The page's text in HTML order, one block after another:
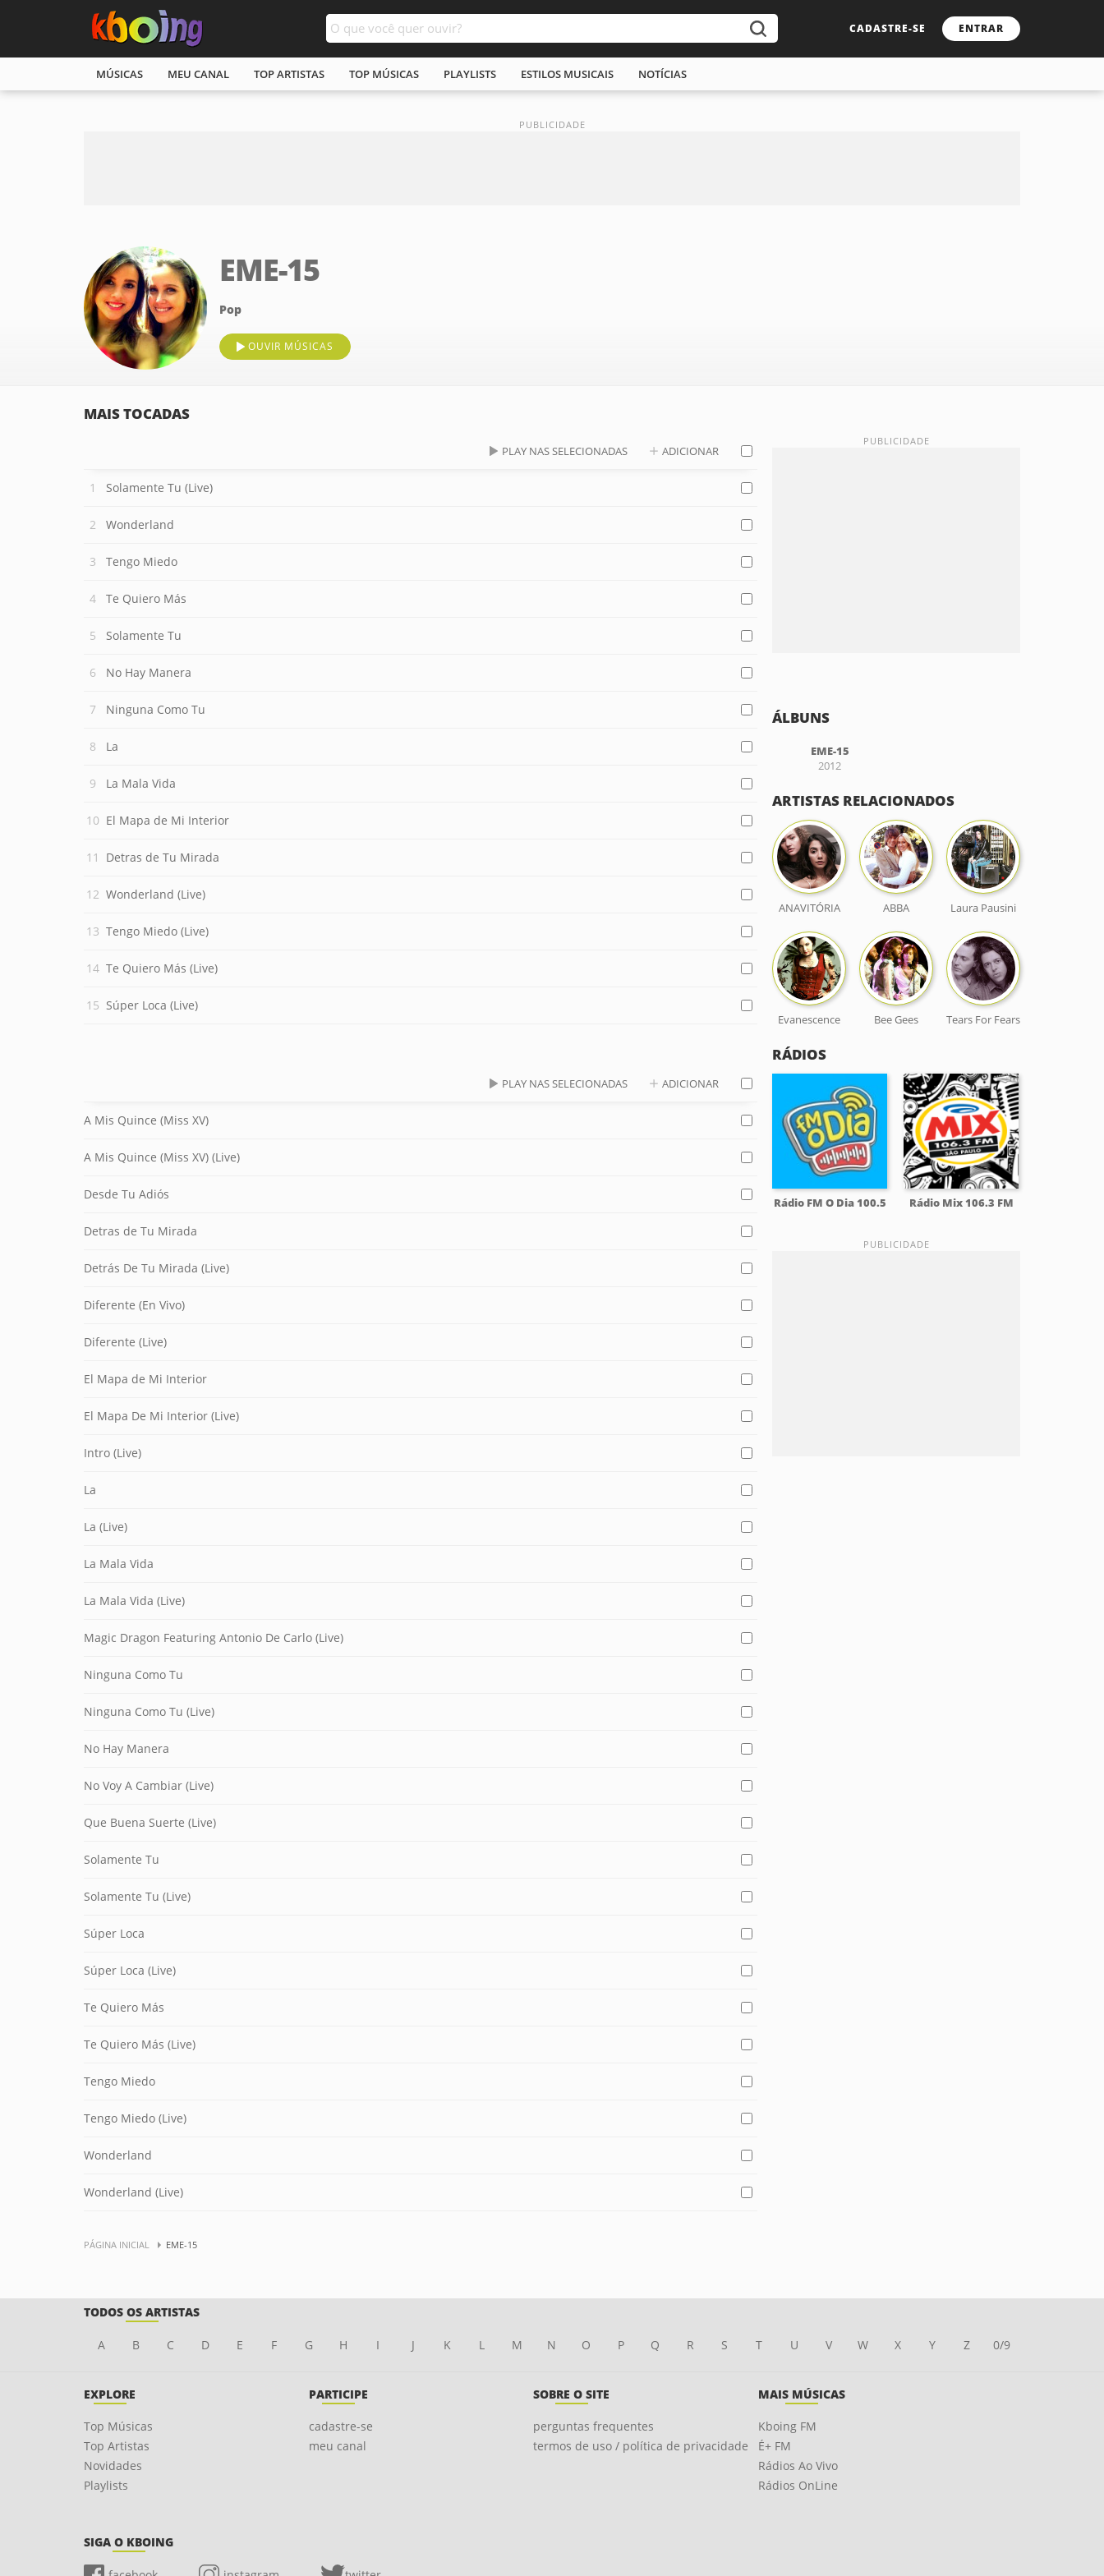
CADASTRE-SE ENTRAR
MÚSICAS MEU CANAL TOP ARTISTAS TOP MÚSICAS PLAYLISTS ESTILOS MUSICAIS NOTÍCIAS
EME-15
Pop
OUVIR MÚSICAS
MAIS TOCADAS
PLAY NAS SELECIONADAS ADICIONAR
Solamente Tu (Live)
Wonderland
Tengo Miedo
Te Quiero Más
Solamente Tu
No Hay Manera
Ninguna Como Tu
La
La Mala Vida
El Mapa de Mi Interior
Detras de Tu Mirada
Wonderland (Live)
Tengo Miedo (Live)
Te Quiero Más (Live)
Súper Loca (Live)
PLAY NAS SELECIONADAS ADICIONAR
A Mis Quince (Miss XV)
A Mis Quince (Miss XV) (Live)
Desde Tu Adiós
Detras de Tu Mirada
Detrás De Tu Mirada (Live)
Diferente (En Vivo)
Diferente (Live)
El Mapa de Mi Interior
El Mapa De Mi Interior (Live)
Intro (Live)
La
La (Live)
La Mala Vida
La Mala Vida (Live)
Magic Dragon Featuring Antonio De Carlo (Live)
Ninguna Como Tu
Ninguna Como Tu (Live)
No Hay Manera
No Voy A Cambiar (Live)
Que Buena Suerte (Live)
Solamente Tu
Solamente Tu (Live)
Súper Loca
Súper Loca (Live)
Te Quiero Más
Te Quiero Más (Live)
Tengo Miedo
Tengo Miedo (Live)
Wonderland
Wonderland (Live)
ÁLBUNS
EME-15
2012
ARTISTAS RELACIONADOS
ANAVITÓRIA ABBA Laura Pausini
Evanescence Bee Gees Tears For Fears
RÁDIOS
Rádio FM O Dia 100.5 Rádio Mix 106.3 FM
PÁGINA INICIAL EME-15
TODOS OS ARTISTAS
A B C D E F G H I J K L M N O P Q R S T U V W X Y Z 0/9
EXPLORE
Top Músicas
Top Artistas
Novidades
Playlists
PARTICIPE
cadastre-se
meu canal
SOBRE O SITE
perguntas frequentes
termos de uso / política de privacidade
MAIS MÚSICAS
Kboing FM
É+ FM
Rádios Ao Vivo
Rádios OnLine
SIGA O KBOING